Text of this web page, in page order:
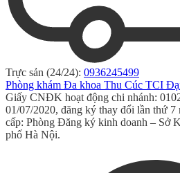
Trực sản (24/24): 0936245499
Phòng khám Đa khoa Thu Cúc TCI
Giấy CNĐK hoạt động chi nhánh:
01/07/2020, đăng ký thay đổi lần thứ 7
cấp: Phòng Đăng ký kinh doanh – Sở
phố Hà Nội.